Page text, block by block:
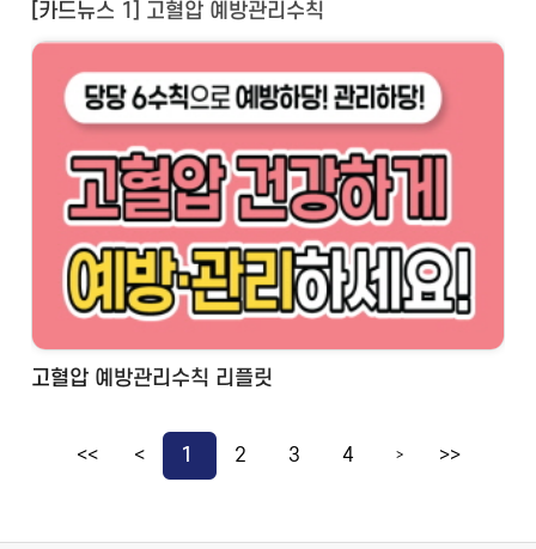
[카드뉴스 1] 고혈압 예방관리수칙
고혈압 예방관리수칙 리플릿
<< < 1 2 3 4 > >>